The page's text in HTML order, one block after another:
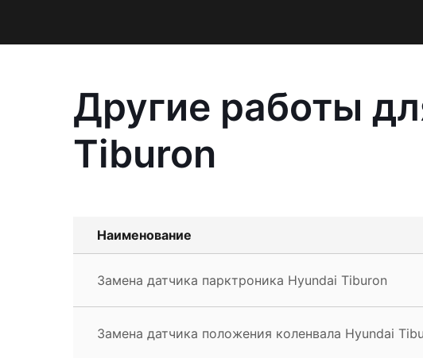
Другие работы
Tiburon
Наименование
Замена датчика парктроника Hyundai Tiburon
Замена датчика положения коленвала Hyundai